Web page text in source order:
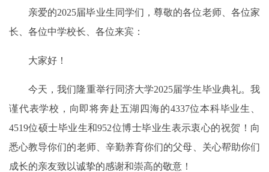
亲爱的2025届毕业生同学们，尊敬的各位老师、各位家
长、各位中学校长、各位来宾：
大家好！
今天，我们隆重举行同济大学2025届学生毕业典礼。我
谨代表学校，向即将奔赴五湖四海的4337位本科毕业生、
4519位硕士毕业生和952位博士毕业生表示衷心的祝贺！向
悉心教导你们的老师、辛勤养育你们的父母、关心帮助你们
成长的亲友致以诚挚的感谢和崇高的敬意！